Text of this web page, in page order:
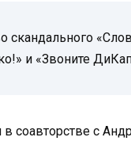
скандального
и «Звоните
в соавторстве с